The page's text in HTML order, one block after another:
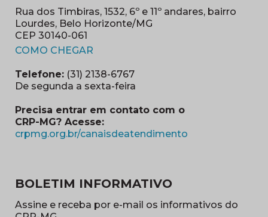
Rua dos Timbiras, 1532, 6º e 11º andares, bairro
Lourdes, Belo Horizonte/MG
CEP 30140-061
COMO CHEGAR
Telefone: (31) 2138-6767
De segunda a sexta-feira
Precisa entrar em contato com o
CRP-MG? Acesse:
crpmg.org.br/canaisdeatendimento
BOLETIM INFORMATIVO
Assine e receba por e-mail os informativos do